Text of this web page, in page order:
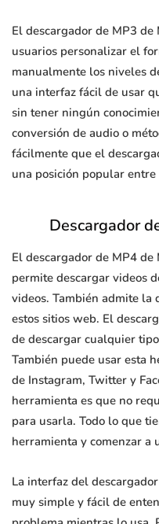
El descargador de MP3
usuarios personalizar el
manualmente los niveles
una interfaz fácil de usar
sin tener ningún
conversión de audio o
fácilmente que el
una posición popular
Descargador
El descargador de MP4
permite descargar videos
videos. También admite la
estos sitios web. El
de descargar cualquier
También puede usar esta
de Instagram, Twitter y
herramienta es que no
para usarla. Todo lo que
herramienta y comenzar a
La interfaz del
muy simple y fácil de